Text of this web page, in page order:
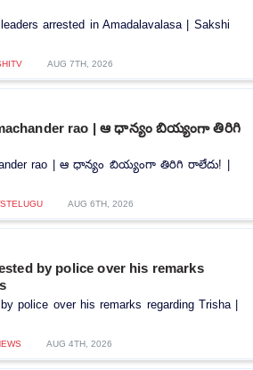
arrested in Amadalavalasa | Sakshi
AUG 7TH, 2026
rao | ఆ ధాన్యం బియ్యంగా తిరిగి
rao | ఆ ధాన్యం బియ్యంగా తిరిగి రాలేదు! |
AUG 6TH, 2026
by police over his remarks
police over his remarks regarding Trisha |
AUG 4TH, 2026